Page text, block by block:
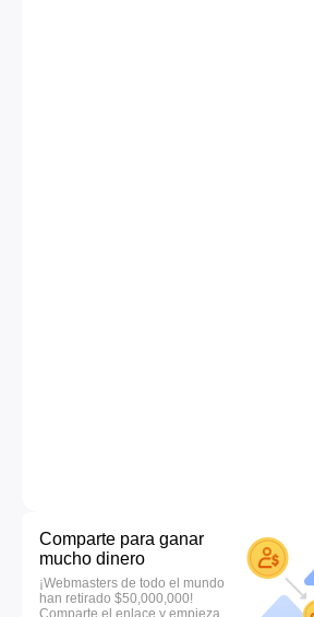
Comparte para ganar
mucho dinero
¡Webmasters de todo el mundo
han retirado $50,000,000!
Comparte el enlace y empieza